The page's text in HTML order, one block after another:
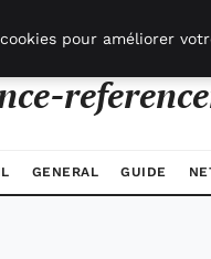
GENERAL GUIDE
pour améliorer